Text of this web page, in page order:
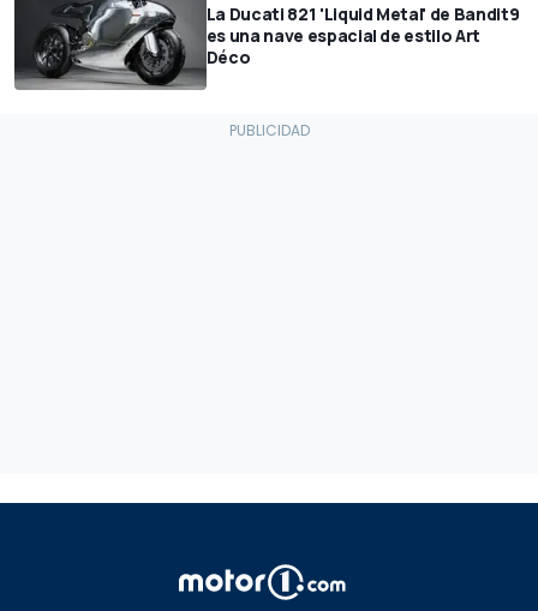
La Ducati 821 'Liquid Metal' de Bandit9
es una nave espacial de estilo Art
Déco